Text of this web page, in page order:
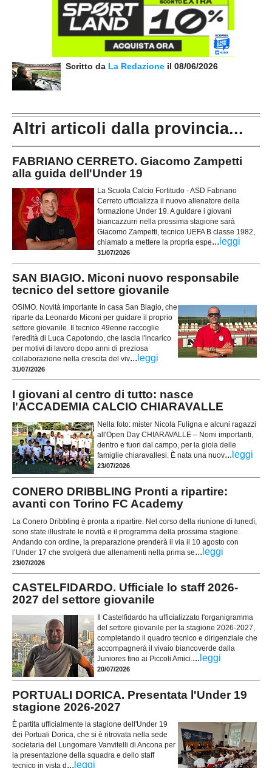
Scritto da La Redazione il 08/06/2026
Altri articoli dalla provincia...
FABRIANO CERRETO. Giacomo Zampetti
alla guida dell'Under 19
La Scuola Calcio Fortitudo - ASD Fabriano
Cerreto ufficializza il nuovo allenatore della
formazione Under 19. A guidare i giovani
biancazzurri nella prossima stagione sarà
Giacomo Zampetti, tecnico UEFA B classe 1982,
chiamato a mettere la propria espe... leggi
31/07/2026
SAN BIAGIO. Miconi nuovo responsabile
tecnico del settore giovanile
OSIMO. Novità importante in casa San Biagio, che
riparte da Leonardo Miconi per guidare il proprio
settore giovanile. Il tecnico 49enne raccoglie
l'eredità di Luca Capotondo, che lascia l'incarico
per motivi di lavoro dopo anni di preziosa
collaborazione nella crescita del viv... leggi
31/07/2026
I giovani al centro di tutto: nasce
l'ACCADEMIA CALCIO CHIARAVALLE
Nella foto: mister Nicola Fuligna e alcuni ragazzi
all'Open Day CHIARAVALLE – Nomi importanti,
dentro e fuori dal campo, per la gioia delle
famiglie chiaravallesi. È nata una nuov... leggi
23/07/2026
CONERO DRIBBLING Pronti a ripartire:
avanti con Torino FC Academy
La Conero Dribbling è pronta a ripartire. Nel corso della riunione di lunedì,
sono state illustrate le novità e il programma della prossima stagione.
Andando con ordine, la preparazione prenderà il via il 10 agosto con
l’Under 17 che svolgerà due allenamenti nella prima se... leggi
23/07/2026
CASTELFIDARDO. Ufficiale lo staff 2026-
2027 del settore giovanile
Il Castelfidardo ha ufficializzato l'organigramma
del settore giovanile per la stagione 2026-2027,
completando il quadro tecnico e dirigenziale che
accompagnerà il vivaio biancoverde dalla
Juniores fino ai Piccoli Amici.... leggi
20/07/2026
PORTUALI DORICA. Presentata l'Under 19
stagione 2026-2027
È partita ufficialmente la stagione dell'Under 19
dei Portuali Dorica, che si è ritrovata nella sede
societaria del Lungomare Vanvitelli di Ancona per
la presentazione della squadra e dello staff
tecnico in vista d ... leggi